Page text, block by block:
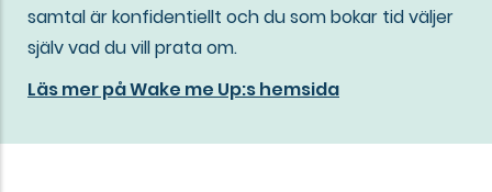
samtal är konfidentiellt och du som bokar tid väljer
själv vad du vill prata om.
Läs mer på Wake me Up:s hemsida